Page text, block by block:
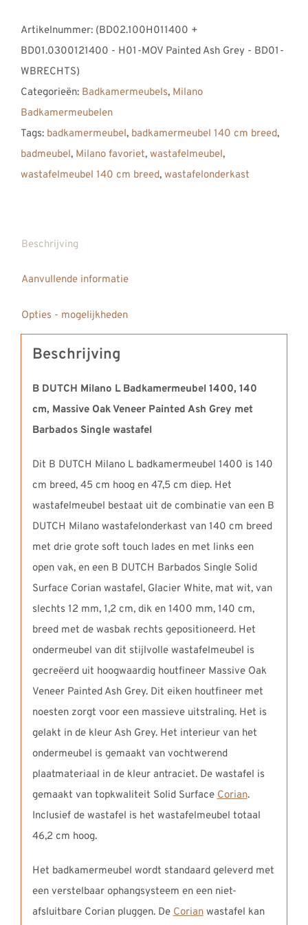
L
Badkamermeubel
1400,
140
cm,
Massive
Oak
Painted
met
Surface
wastafel
Barbados
aantal
Artikelnummer: (BD02.100H011400 +
BD01.0300121400 - H01-MOV Painted Ash Grey - BD01-
WBRECHTS)
Categorieën: Badkamermeubels, Milano
Badkamermeubelen
Tags: badkamermeubel, badkamermeubel 140 cm breed,
badmeubel, Milano favoriet, wastafelmeubel,
wastafelmeubel 140 cm breed, wastafelonderkast
Beschrijving
Aanvullende informatie
Opties - mogelijkheden
Beschrijving
B DUTCH Milano L Badkamermeubel 1400, 140
cm, Massive Oak Veneer Painted Ash Grey met
Barbados Single wastafel
Dit B DUTCH Milano L badkamermeubel 1400 is 140
cm breed, 45 cm hoog en 47,5 cm diep. Het
wastafelmeubel bestaat uit de combinatie van een B
DUTCH Milano wastafelonderkast van 140 cm breed
met drie grote soft touch lades en met links een
open vak, en een B DUTCH Barbados Single Solid
Surface Corian wastafel, Glacier White, mat wit, van
slechts 12 mm, 1,2 cm, dik en 1400 mm, 140 cm,
breed met de wasbak rechts gepositioneerd. Het
ondermeubel van dit stijlvolle wastafelmeubel is
gecreëerd uit hoogwaardig houtfineer Massive Oak
Veneer Painted Ash Grey. Dit eiken houtfineer met
noesten zorgt voor een massieve uitstraling. Het is
gelakt in de kleur Ash Grey. Het interieur van het
ondermeubel is gemaakt van vochtwerend
plaatmateriaal in de kleur antraciet. De wastafel is
gemaakt van topkwaliteit Solid Surface Corian.
Inclusief de wastafel is het wastafelmeubel totaal
46,2 cm hoog.
Het badkamermeubel wordt standaard geleverd met
een verstelbaar ophangsysteem en een niet-
afsluitbare Corian pluggen. De Corianwastafel kan